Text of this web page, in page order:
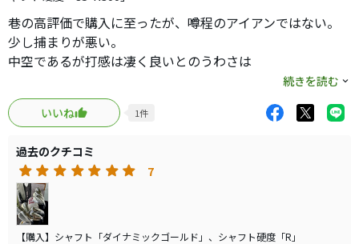
巷の高評価で購入に至ったが、噂程のアイアンではない。
少し捕まりが悪い。
中空であるが打感は凄く良いとのうわさは
GW・PW・＃9まで。 ＃8から上はやはり打感は悪い。
ピーンとまではいかないが、やはり中空ぽい弾く音で少し
硬い打感です。
それと中空でも優しくはないです。
JPXフォージドを買えばよかった・・・と後悔しています。
続きを読む
いいね
1件
過去のクチコミ
7
【購入】シャフト「ダイナミックゴールド」、シャフト硬度「R」